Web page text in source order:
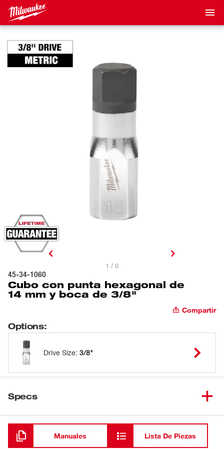
1 / 0
45-34-1060
Cubo con punta hexagonal de
14 mm y boca de 3/8"
Compartir
Options:
Drive Size: 3/8"
Specs
Cargando
Manuales Lista De Piezas